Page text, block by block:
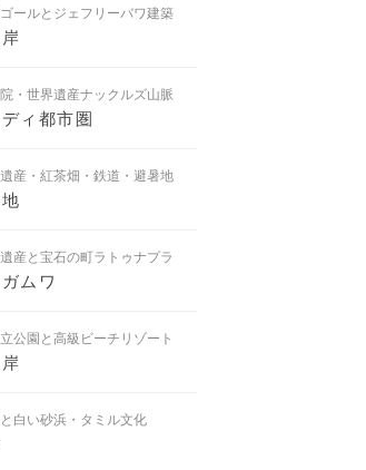
ールとジェフリーバワ建築
・世界遺産ナックルズ山脈
ィ都市圏
産・紅茶畑・鉄道・避暑地
産と宝石の町ラトゥナプラ
ムワ
公園と高級ビーチリゾート
白い砂浜・タミル文化